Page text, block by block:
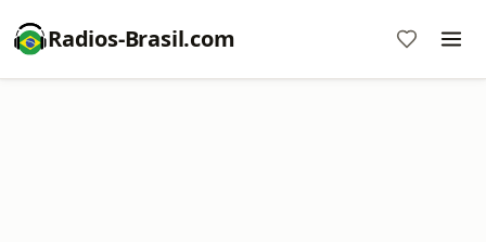
Radios-Brasil.com